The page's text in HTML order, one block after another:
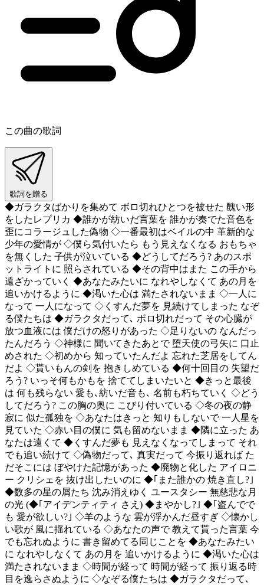
この曲の歌詞
歌詞を贈る
◆ガラクタばかりを集めて ボロ切れひとつを被せた 醜い形
をしたレプリカ ◆誰かが紡いだ言葉を 誰かが奏でた音色を
歪にコラージュした偽物 ◇一番最初はベイルの中 革新的な
少年の愛情が ◇僕ら気付いたら もう見えなくなる おもちゃ
を無くした 子供が泣いている ◆どうしてだろう? あのスポ
ットライトに 照らされている ◆その背中はまた この手から
遠ざかっていく ◆あなたみたいに なれやしなくて あの月を
追いかけるように ◆渇いた心は 満たされないまま ◇一人に
なって 一人になって ◇くすんだ夢を 見続けてしまった なぞ
る僕たちは ◆ガラクタだって､ ボロ切れだって その心臓が
放つ血液には 僕だけの怒りがあった ◇足りないの なんだっ
たんだろう ◇神様に 聞いてきたあとで 堕天使の弓矢に 口止
めされた ◇初めから 知っていたんだよ 忘れた芝居をしてん
だよ ◇貰いもんの剣を 抱きしめている ◆何十回目の 失望だ
ろう? いっそ何もかもを 捨ててしまいたいと ◆きっと最後
は 何も残らない 愛も､紡いだ音も､ 名前も朽ちていく ◇どう
してだろう? この胸の奥に こびり付いている ◇冬の夜の静
寂に 似た孤独を ◇あなたはきっと 知りもしないで 一人星を
見ていた ◇赤い目の僕に 気も留めないまま ◆隣に立った あ
なたは遠くて ◆くすんだ夢も 見えなくなってしまって それ
でも追い続けて ◇偽物だって､ 真実だって 今振り返れば た
だそこには ぼやけた記憶があった ◆廃物と化した アイロニ
ー クリシェを 抜け出したいのに ◆｢また誰かの 焼き直し?｣
◆数多の星の屑たち 沈み消えゆく ユースタシー 無慈悲な月
の光 (◆｢アイデンティティ さえ) ◆まやかし?｣ ◆｢盗んでで
も 愛が欲しい?｣ ◇羊のような 雲が浮かんだ昼すぎ ◇懐かし
い歌が 風に揺れている ◇あなたの声で 教えて貰った言葉 今
でも忘れぬように 書き留めてる同じことを ◆あなたみたい
に なれやしなくて あの月を 追いかけるように ◆渇いた心は
満たされないまま ◇時間が経って 時間が経って 振り返る時
目を逸らさぬように ◇なぞる僕たちは ◆ガラクタだって､